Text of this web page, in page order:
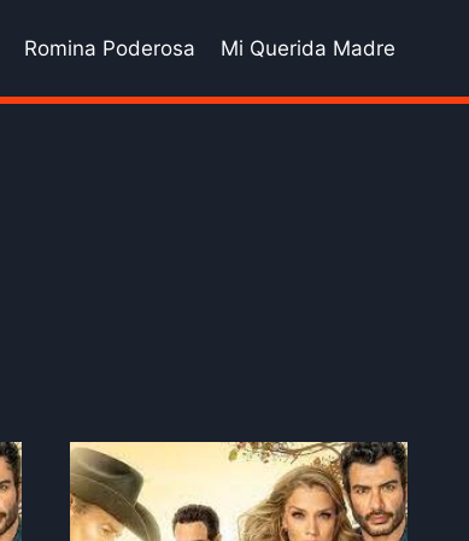
Romina Poderosa Mi Querida Madre